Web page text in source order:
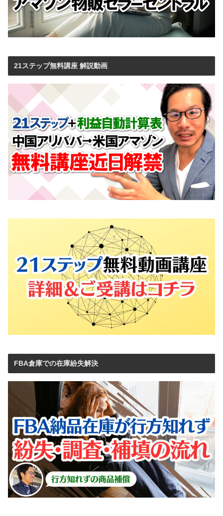
21ステップ無料講座 解説動画
FBA倉庫での在庫紛失解決